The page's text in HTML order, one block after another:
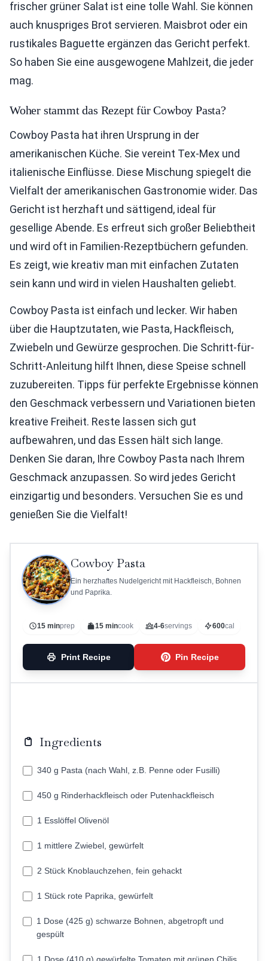
frischer grüner Salat ist eine tolle Wahl. Sie können
auch knuspriges Brot servieren. Maisbrot oder ein
rustikales Baguette ergänzen das Gericht perfekt.
So haben Sie eine ausgewogene Mahlzeit, die jeder
mag.
Woher stammt das Rezept für Cowboy Pasta?
Cowboy Pasta hat ihren Ursprung in der
amerikanischen Küche. Sie vereint Tex-Mex und
italienische Einflüsse. Diese Mischung spiegelt die
Vielfalt der amerikanischen Gastronomie wider. Das
Gericht ist herzhaft und sättigend, ideal für
gesellige Abende. Es erfreut sich großer Beliebtheit
und wird oft in Familien-Rezeptbüchern gefunden.
Es zeigt, wie kreativ man mit einfachen Zutaten
sein kann und wird in vielen Haushalten geliebt.
Cowboy Pasta ist einfach und lecker. Wir haben
über die Hauptzutaten, wie Pasta, Hackfleisch,
Zwiebeln und Gewürze gesprochen. Die Schritt-für-
Schritt-Anleitung hilft Ihnen, diese Speise schnell
zuzubereiten. Tipps für perfekte Ergebnisse können
den Geschmack verbessern und Variationen bieten
kreative Freiheit. Reste lassen sich gut
aufbewahren, und das Essen hält sich lange.
Denken Sie daran, Ihre Cowboy Pasta nach Ihrem
Geschmack anzupassen. So wird jedes Gericht
einzigartig und besonders. Versuchen Sie es und
genießen Sie die Vielfalt!
Cowboy Pasta
Ein herzhaftes Nudelgericht mit Hackfleisch, Bohnen
und Paprika.
15 minprep 15 mincook 4-6servings 600cal
Print Recipe Pin Recipe
Ingredients
340 g Pasta (nach Wahl, z.B. Penne oder Fusilli)
450 g Rinderhackfleisch oder Putenhackfleisch
1 Esslöffel Olivenöl
1 mittlere Zwiebel, gewürfelt
2 Stück Knoblauchzehen, fein gehackt
1 Stück rote Paprika, gewürfelt
1 Dose (425 g) schwarze Bohnen, abgetropft und
gespült